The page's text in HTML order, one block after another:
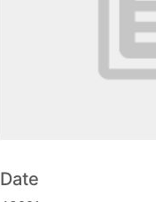
Date